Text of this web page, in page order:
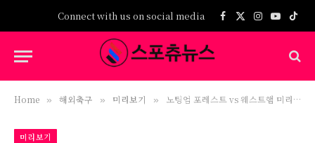
Connect with us on social media Facebook
X
Instagram
Home » 해외축구 » 미리보기 » 노팅엄 포레스트 vs 웨스트햄 미리보기: 까다로운 나무들이 해머스를 시티 그라운드로 맞이하다
미리보기